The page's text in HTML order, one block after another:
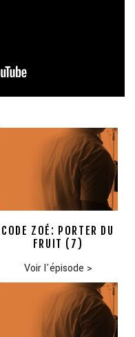
CODE ZOÉ: PORTER DU
FRUIT (7)
Voir l'épisode >